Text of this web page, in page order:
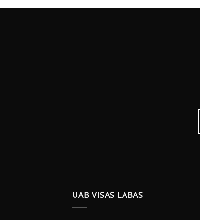
UAB VISAS LABAS